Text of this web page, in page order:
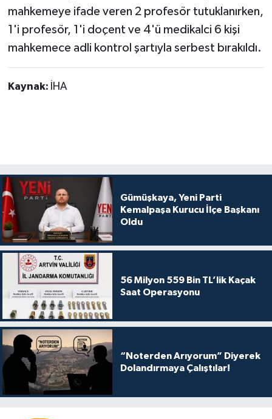
mahkemeye ifade veren 2 profesör tutuklanırken,
1'i profesör, 1'i doçent ve 4'ü medikalci 6 kişi
mahkemece adli kontrol şartıyla serbest bırakıldı.
Kaynak: İHA
Gümüşkaya, Yeni Parti
Kemalpaşa Kurucu İlçe Başkanı
Oldu
56 Milyon 559 Bin TL’lik Kaçak
Saat Operasyonu
“Noterden Arıyorum” Diyerek
Dolandırmaya Çalıştılar!